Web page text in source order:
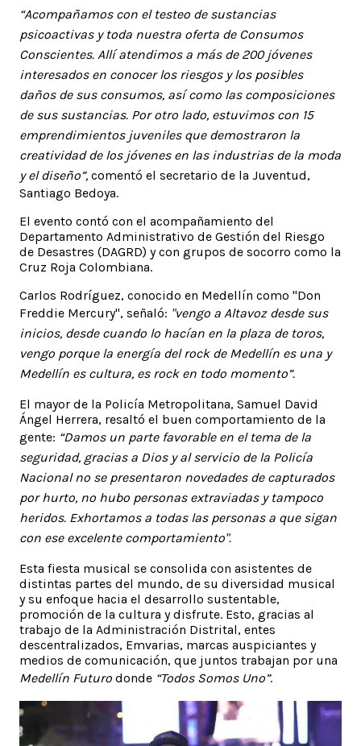
“Acompañamos con el testeo de sustancias
psicoactivas y toda nuestra oferta de Consumos
Conscientes. Allí atendimos a más de 200 jóvenes
interesados en conocer los riesgos y los posibles
daños de sus consumos, así como las composiciones
de sus sustancias. Por otro lado, estuvimos con 15
emprendimientos juveniles que demostraron la
creatividad de los jóvenes en las industrias de la moda
y el diseño”, comentó el secretario de la Juventud,
Santiago Bedoya.
El evento contó con el acompañamiento del
Departamento Administrativo de Gestión del Riesgo
de Desastres (DAGRD) y con grupos de socorro como la
Cruz Roja Colombiana.
Carlos Rodríguez, conocido en Medellín como "Don
Freddie Mercury", señaló: "vengo a Altavoz desde sus
inicios, desde cuando lo hacían en la plaza de toros,
vengo porque la energía del rock de Medellín es una y
Medellín es cultura, es rock en todo momento”.
El mayor de la Policía Metropolitana, Samuel David
Ángel Herrera, resaltó el buen comportamiento de la
gente: “Damos un parte favorable en el tema de la
seguridad, gracias a Dios y al servicio de la Policía
Nacional no se presentaron novedades de capturados
por hurto, no hubo personas extraviadas y tampoco
heridos. Exhortamos a todas las personas a que sigan
con ese excelente comportamiento".
Esta fiesta musical se consolida con asistentes de
distintas partes del mundo, de su diversidad musical
y su enfoque hacia el desarrollo sustentable,
promoción de la cultura y disfrute. Esto, gracias al
trabajo de la Administración Distrital, entes
descentralizados, Emvarias, marcas auspiciantes y
medios de comunicación, que juntos trabajan por una
Medellín Futuro donde “Todos Somos Uno”.